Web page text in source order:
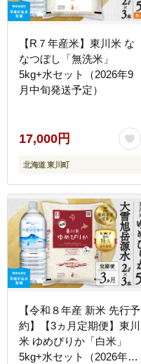
【R７年産米】東川米 な
なつぼし「無洗米」
5kg+水セット（2026年9
月中旬発送予定）
17,000円
北海道 東川町
【令和８年産 新米 先行予
約】【3ヵ月定期便】東川
米 ゆめぴりか「白米」
5kg+水セット（2026年10